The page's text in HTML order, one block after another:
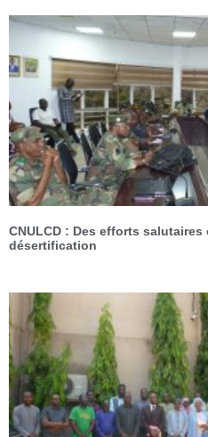
CNULCD : Des efforts
désertification